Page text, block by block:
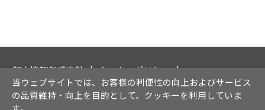
個人情報保護方針
クッキーポリシー
情報セキュリティ方針
ソーシャルメディア運用方針
サイト利用について
当ウェブサイトでは、お客様の利便性の向上およびサービス
の品質維持・向上を目的として、クッキーを利用していま